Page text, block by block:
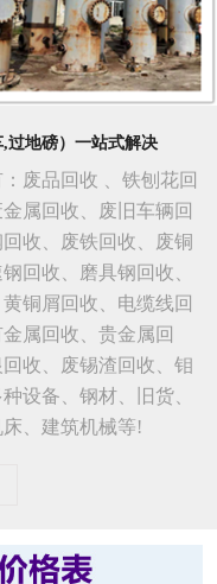
,过地磅）一站式解决
废品回收 、铁刨花回
属回收、废旧车辆回
收、废铁回收、废铜
回收、磨具钢回收、
铜屑回收、电缆线回
属回收、贵金属回
收、废锡渣回收、钼
设备、钢材、旧货、
、建筑机械等!